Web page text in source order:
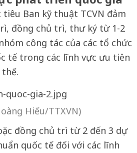
Ban kỹ thuật TCVN đảm
đồng chủ trì, thư ký từ 1-2
công tác của các tổ chức
tế trong các lĩnh vực ưu tiên
Hiếu/TTXVN)
đồng chủ trì từ 2 đến 3 dự
quốc tế đối với các lĩnh